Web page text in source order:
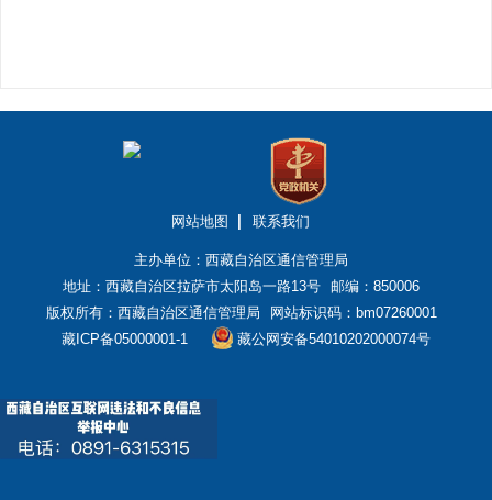
网站地图 联系我们
主办单位：西藏自治区通信管理局
地址：西藏自治区拉萨市太阳岛一路13号 邮编：850006
版权所有：西藏自治区通信管理局
网站标识码：bm07260001
藏ICP备05000001-1
藏公网安备54010202000074号